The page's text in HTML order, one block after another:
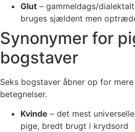
Glut – gammeldags/
bruges sjældent men
Synonymer for
bogstaver
Seks bogstaver åbner op for
betegnelser.
Kvinde – det mest
pige, bredt brugt i krydsord